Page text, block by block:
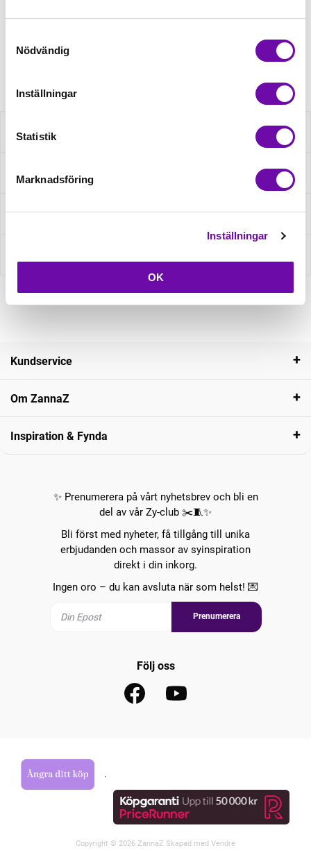
Nödvändig
Inställningar
Statistik
Marknadsföring
Inställningar
OK
Beskrivning
Fråga om produkt
Kundservice
Om ZannaZ
Inspiration & Fynda
✨ Prenumerera på vårt nyhetsbrev och bli en
del av vår Zy-club ✂️🧵✨
Bli först med nyheter, få tillgång till unika
erbjudanden och massor av syinspiration
direkt i din inkorg.
Ingen oro – du kan avsluta när som helst! 💌
Prenumerera
Följ oss
.
Copyright © 2026 ZannaZ Skapad med Vendre